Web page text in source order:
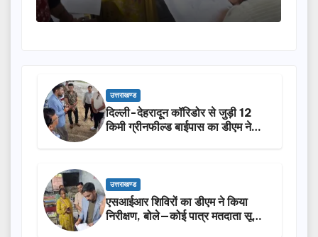
उत्तराखण्ड
दिल्ली-देहरादून कॉरिडोर से जुड़ी 12
किमी ग्रीनफील्ड बाईपास का डीएम ने
उत्तराखण्ड
एसआईआर शिविरों का डीएम ने किया
निरीक्षण, बोले—कोई पात्र मतदाता सूची